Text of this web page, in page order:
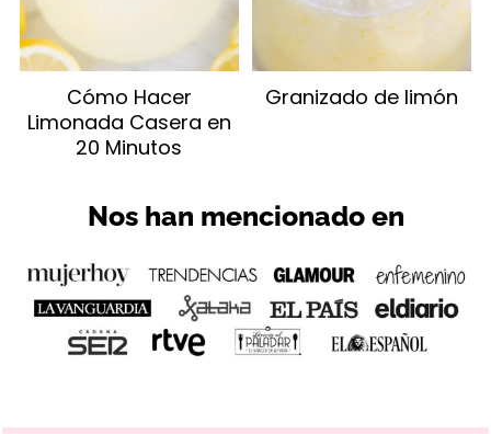
Cómo Hacer
Limonada Casera en
20 Minutos
Granizado de limón
Nos han mencionado en